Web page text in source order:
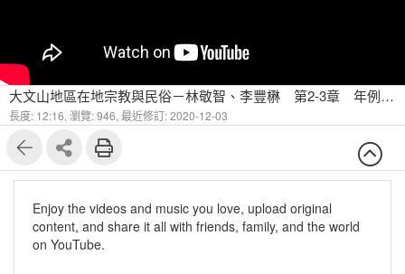
大文山地區在地宗教與民俗－林敬智、李豐楙 第2-3章 年例習俗與祭典-2
長度: 12:16, 瀏覽: 946, 最近修訂: 2020-12-03
Enjoy the videos and music you love, upload original
content, and share it all with friends, family, and the world
on YouTube.